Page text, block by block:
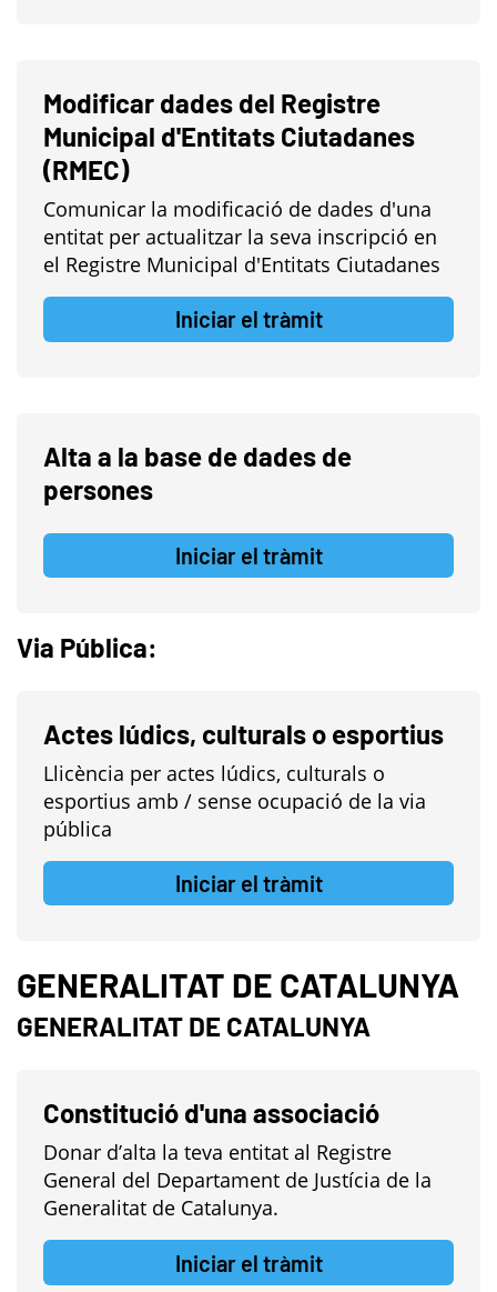
Modificar dades del Registre
Municipal d'Entitats Ciutadanes
(RMEC)
Comunicar la modificació de dades d'una
entitat per actualitzar la seva inscripció en
el Registre Municipal d'Entitats Ciutadanes
Iniciar el tràmit
Alta a la base de dades de
persones
Iniciar el tràmit
Via Pública:
Actes lúdics, culturals o esportius
Llicència per actes lúdics, culturals o
esportius amb / sense ocupació de la via
pública
Iniciar el tràmit
GENERALITAT DE CATALUNYA
GENERALITAT DE CATALUNYA
Constitució d'una associació
Donar d’alta la teva entitat al Registre
General del Departament de Justícia de la
Generalitat de Catalunya.
Iniciar el tràmit